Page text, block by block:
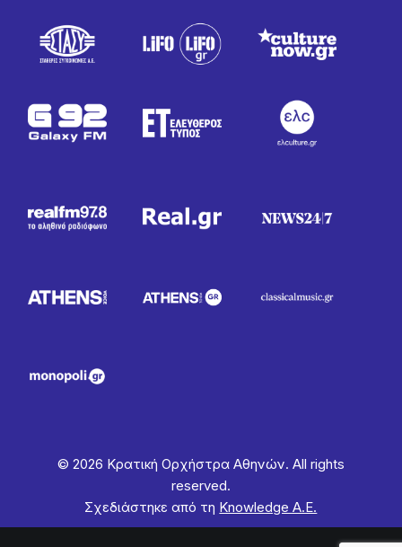
© 2026 Κρατική Ορχήστρα Αθηνών. All rights
reserved.
Σχεδιάστηκε από τη Knowledge Α.Ε.